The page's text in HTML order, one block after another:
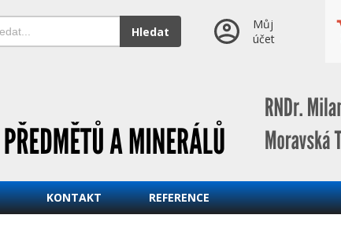
Hledat
Můj
účet
KONTAKT REFERENCE